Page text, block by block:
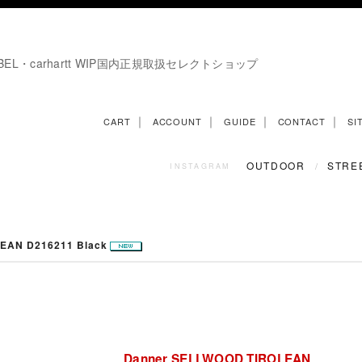
・carhartt WIP国内正規取扱セレクトショップ
CART ｜ ACCOUNT ｜ GUIDE ｜ CONTACT ｜
INSTAGRAM OUTDOOR /
D216211 Black